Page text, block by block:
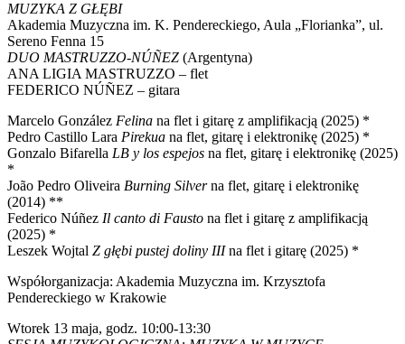
MUZYKA Z GŁĘBI
Akademia Muzyczna im. K. Pendereckiego, Aula „Florianka”, ul.
Sereno Fenna 15
DUO MASTRUZZO-NÚÑEZ (Argentyna)
ANA LIGIA MASTRUZZO – flet
FEDERICO NÚÑEZ – gitara
Marcelo González Felina na flet i gitarę z amplifikacją (2025) *
Pedro Castillo Lara Pirekua na flet, gitarę i elektronikę (2025) *
Gonzalo Bifarella LB y los espejos na flet, gitarę i elektronikę (2025)
*
João Pedro Oliveira Burning Silverna flet, gitarę i elektronikę
(2014) **
Federico Núñez Il canto di Fausto na flet i gitarę z amplifikacją
(2025) *
Leszek Wojtal Z głębi pustej doliny IIIna flet i gitarę (2025) *
Współorganizacja: Akademia Muzyczna im. Krzysztofa
Pendereckiego w Krakowie
Wtorek 13 maja, godz. 10:00-13:30